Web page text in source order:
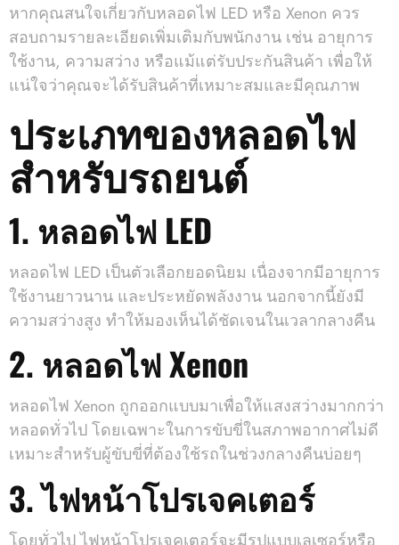
หากคุณสนใจเกี่ยวกับหลอดไฟ LED หรือ Xenon ควร
สอบถามรายละเอียดเพิ่มเติมกับพนักงาน เช่น อายุการ
ใช้งาน, ความสว่าง หรือแม้แต่รับประกันสินค้า เพื่อให้
แน่ใจว่าคุณจะได้รับสินค้าที่เหมาะสมและมีคุณภาพ
ประเภทของหลอดไฟ
สำหรับรถยนต์
1. หลอดไฟ LED
หลอดไฟ LED เป็นตัวเลือกยอดนิยม เนื่องจากมีอายุการ
ใช้งานยาวนาน และประหยัดพลังงาน นอกจากนี้ยังมี
ความสว่างสูง ทำให้มองเห็นได้ชัดเจนในเวลากลางคืน
2. หลอดไฟ Xenon
หลอดไฟ Xenon ถูกออกแบบมาเพื่อให้แสงสว่างมากกว่า
หลอดทั่วไป โดยเฉพาะในการขับขี่ในสภาพอากาศไม่ดี
เหมาะสำหรับผู้ขับขี่ที่ต้องใช้รถในช่วงกลางคืนบ่อยๆ
3. ไฟหน้าโปรเจคเตอร์